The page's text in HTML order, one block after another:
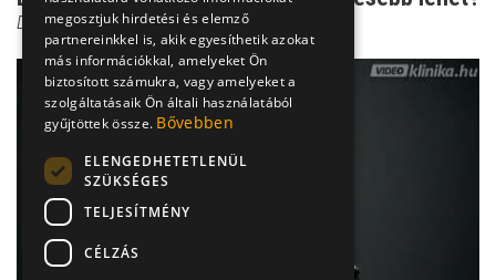
Dr. Bene László
megosztjuk hirdetési és elemző
partnereinkkel is, akik egyesíthetik azokat
más információkkal, amelyeket Ön
biztosított számukra, vagy amelyeket a
szolgáltatásaik Ön általi használatából
gyűjtöttek össze. Bővebben
ELENGEDHETETLENÜL
SZÜKSÉGES
TELJESÍTMÉNY
CÉLZÁS